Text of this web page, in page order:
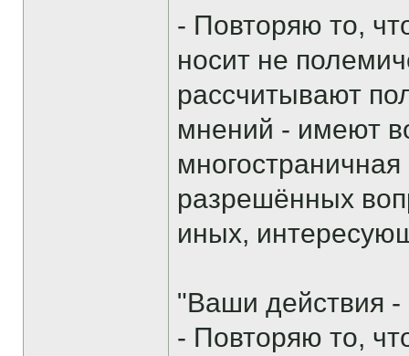
- Повторяю то,
носит не
рассчитывают
мнений - имеют
разрешённых
иных,
"Ваши действия
- Повторяю то,